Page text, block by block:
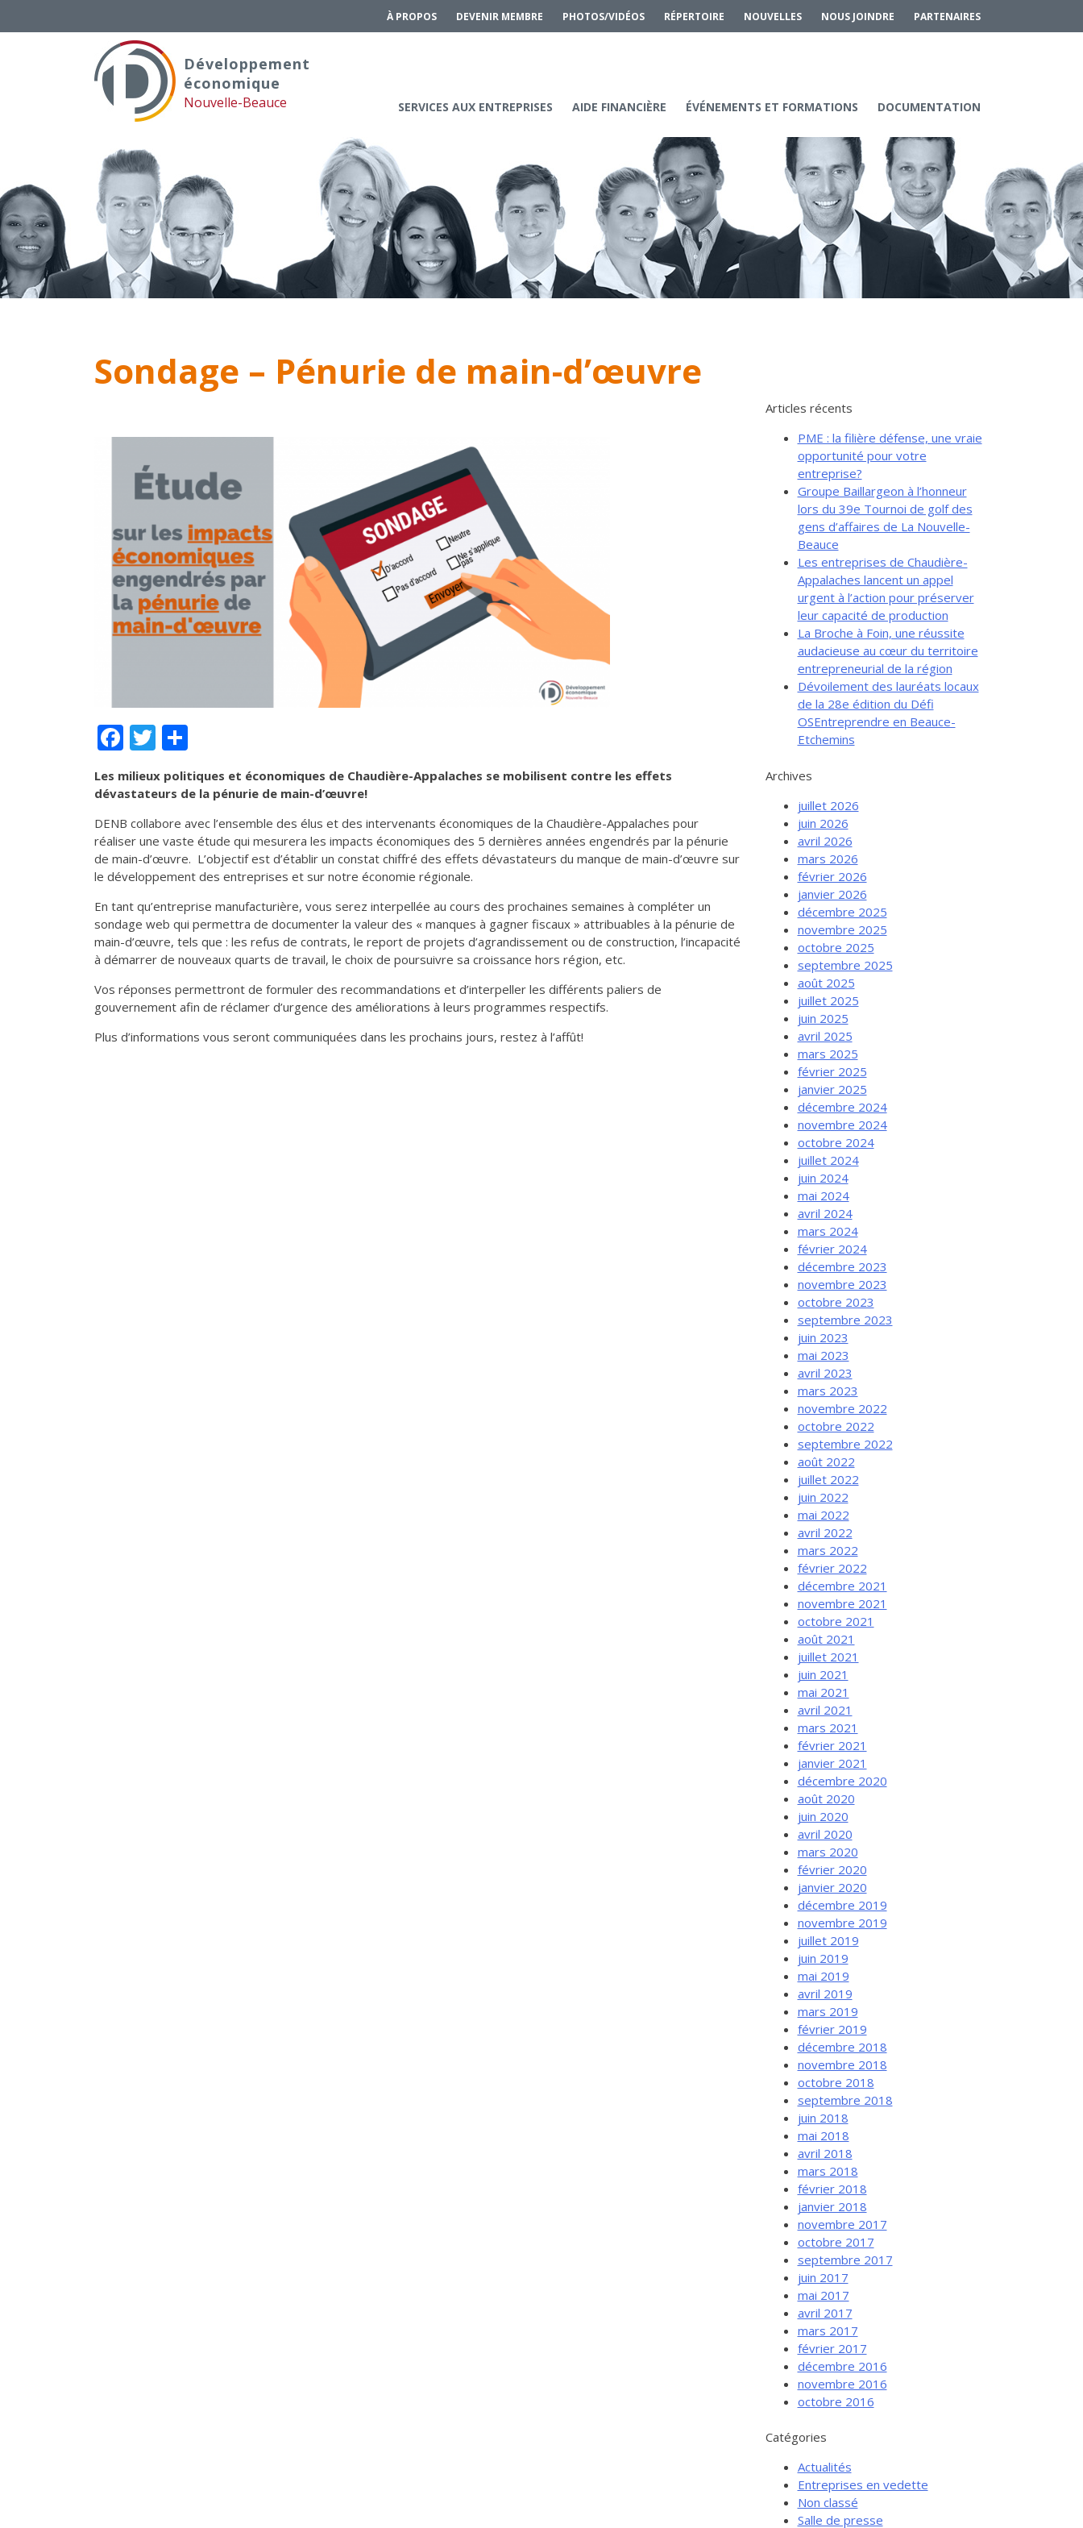
Services aux entreprises
Innovation / Productivité
Investir en Nouvelle-Beauce
Services-conseils – démarrage
À PROPOS DEVENIR MEMBRE PHOTOS/VIDÉOS RÉPERTOIRE NOUVELLES NOUS JOINDRE PARTENAIRES
Développement
économique
Nouvelle-Beauce SERVICES AUX ENTREPRISES AIDE FINANCIÈRE ÉVÉNEMENTS ET FORMATIONS DOCUMENTATION
Sondage – Pénurie de main-d’œuvre
Facebook
Twitter
Les milieux politiques et économiques de Chaudière-Appalaches se mobilisent contre les effets
dévastateurs de la pénurie de main-d’œuvre!
DENB collabore avec l’ensemble des élus et des intervenants économiques de la Chaudière-Appalaches pour
réaliser une vaste étude qui mesurera les impacts économiques des 5 dernières années engendrés par la pénurie
de main-d’œuvre. L’objectif est d’établir un constat chiffré des effets dévastateurs du manque de main-d’œuvre sur
le développement des entreprises et sur notre économie régionale.
En tant qu’entreprise manufacturière, vous serez interpellée au cours des prochaines semaines à compléter un
sondage web qui permettra de documenter la valeur des « manques à gagner fiscaux » attribuables à la pénurie de
main-d’œuvre, tels que : les refus de contrats, le report de projets d’agrandissement ou de construction, l’incapacité
à démarrer de nouveaux quarts de travail, le choix de poursuivre sa croissance hors région, etc.
Vos réponses permettront de formuler des recommandations et d’interpeller les différents paliers de
gouvernement afin de réclamer d’urgence des améliorations à leurs programmes respectifs.
Plus d’informations vous seront communiquées dans les prochains jours, restez à l’affût!
Articles récents
PME : la filière défense, une vraie
opportunité pour votre
entreprise?
Groupe Baillargeon à l’honneur
lors du 39e Tournoi de golf des
gens d’affaires de La Nouvelle-
Beauce
Les entreprises de Chaudière-
Appalaches lancent un appel
urgent à l’action pour préserver
leur capacité de production
La Broche à Foin, une réussite
audacieuse au cœur du territoire
entrepreneurial de la région
Dévoilement des lauréats locaux
de la 28e édition du Défi
OSEntreprendre en Beauce-
Etchemins
Archives
juillet 2026
juin 2026
avril 2026
mars 2026
février 2026
janvier 2026
décembre 2025
novembre 2025
octobre 2025
septembre 2025
août 2025
juillet 2025
juin 2025
avril 2025
mars 2025
février 2025
janvier 2025
décembre 2024
novembre 2024
octobre 2024
juillet 2024
juin 2024
mai 2024
avril 2024
mars 2024
février 2024
décembre 2023
novembre 2023
octobre 2023
septembre 2023
juin 2023
mai 2023
avril 2023
mars 2023
novembre 2022
octobre 2022
septembre 2022
août 2022
juillet 2022
juin 2022
mai 2022
avril 2022
mars 2022
février 2022
décembre 2021
novembre 2021
octobre 2021
août 2021
juillet 2021
juin 2021
mai 2021
avril 2021
mars 2021
février 2021
janvier 2021
décembre 2020
août 2020
juin 2020
avril 2020
mars 2020
février 2020
janvier 2020
décembre 2019
novembre 2019
juillet 2019
juin 2019
mai 2019
avril 2019
mars 2019
février 2019
décembre 2018
novembre 2018
octobre 2018
septembre 2018
juin 2018
mai 2018
avril 2018
mars 2018
février 2018
janvier 2018
novembre 2017
octobre 2017
septembre 2017
juin 2017
mai 2017
avril 2017
mars 2017
février 2017
décembre 2016
novembre 2016
octobre 2016
Catégories
Actualités
Entreprises en vedette
Non classé
Salle de presse